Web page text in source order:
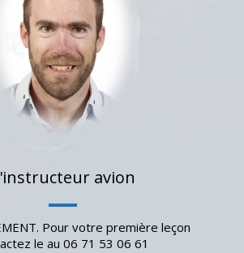
avion
Pour votre première leçon
le au 06 71 53 06 61‬‬‬